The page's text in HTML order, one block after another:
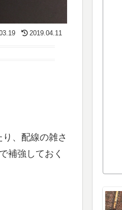
2019.04.11
、配線の雑さ
補強しておく